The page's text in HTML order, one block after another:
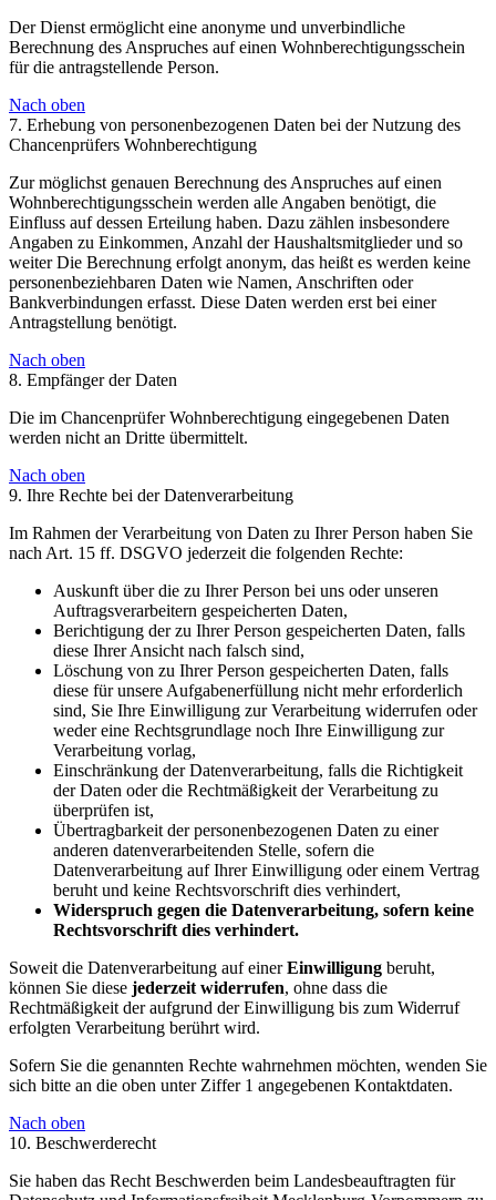
Der Dienst ermöglicht eine anonyme und unverbindliche
Berechnung des Anspruches auf einen Wohnberechtigungsschein
für die antragstellende Person.
Nach oben
7. Erhebung von personenbezogenen Daten bei der Nutzung des
Chancenprüfers Wohnberechtigung
Zur möglichst genauen Berechnung des Anspruches auf einen
Wohnberechtigungsschein werden alle Angaben benötigt, die
Einfluss auf dessen Erteilung haben. Dazu zählen insbesondere
Angaben zu Einkommen, Anzahl der Haushaltsmitglieder und so
weiter Die Berechnung erfolgt anonym, das heißt es werden keine
personenbeziehbaren Daten wie Namen, Anschriften oder
Bankverbindungen erfasst. Diese Daten werden erst bei einer
Antragstellung benötigt.
Nach oben
8. Empfänger der Daten
Die im Chancenprüfer Wohnberechtigung eingegebenen Daten
werden nicht an Dritte übermittelt.
Nach oben
9. Ihre Rechte bei der Datenverarbeitung
Im Rahmen der Verarbeitung von Daten zu Ihrer Person haben Sie
nach Art. 15 ff. DSGVO jederzeit die folgenden Rechte:
Auskunft über die zu Ihrer Person bei uns oder unseren
Auftragsverarbeitern gespeicherten Daten,
Berichtigung der zu Ihrer Person gespeicherten Daten, falls
diese Ihrer Ansicht nach falsch sind,
Löschung von zu Ihrer Person gespeicherten Daten, falls
diese für unsere Aufgabenerfüllung nicht mehr erforderlich
sind, Sie Ihre Einwilligung zur Verarbeitung widerrufen oder
weder eine Rechtsgrundlage noch Ihre Einwilligung zur
Verarbeitung vorlag,
Einschränkung der Datenverarbeitung, falls die Richtigkeit
der Daten oder die Rechtmäßigkeit der Verarbeitung zu
überprüfen ist,
Übertragbarkeit der personenbezogenen Daten zu einer
anderen datenverarbeitenden Stelle, sofern die
Datenverarbeitung auf Ihrer Einwilligung oder einem Vertrag
beruht und keine Rechtsvorschrift dies verhindert,
Widerspruch gegen die Datenverarbeitung, sofern keine
Rechtsvorschrift dies verhindert.
Soweit die Datenverarbeitung auf einerEinwilligung beruht,
können Sie diese jederzeit widerrufen, ohne dass die
Rechtmäßigkeit der aufgrund der Einwilligung bis zum Widerruf
erfolgten Verarbeitung berührt wird.
Sofern Sie die genannten Rechte wahrnehmen möchten, wenden Sie
sich bitte an die oben unter Ziffer 1 angegebenen Kontaktdaten.
Nach oben
10. Beschwerderecht
Sie haben das Recht Beschwerden beim Landesbeauftragten für